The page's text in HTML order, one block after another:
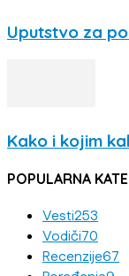
Uputstvo za
Kako i kojim
POPULARNA
Vesti253
Vodiči70
Recenzije67